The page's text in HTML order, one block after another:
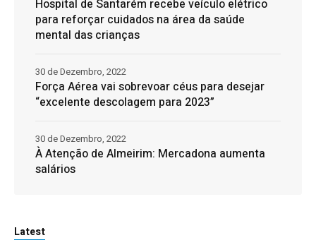
Hospital de Santarém recebe veículo elétrico
para reforçar cuidados na área da saúde
mental das crianças
Força Aérea vai sobrevoar céus para desejar
“excelente descolagem para 2023”
30 de Dezembro, 2022
À Atenção de Almeirim: Mercadona aumenta
salários
30 de Dezembro, 2022
Latest